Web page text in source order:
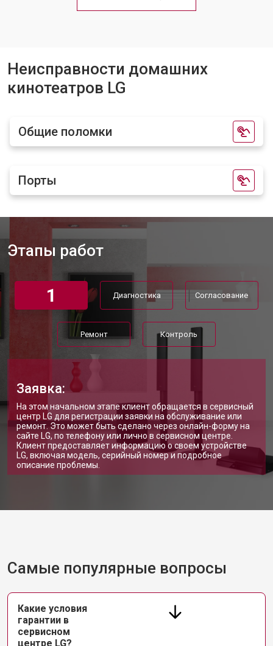
Неисправности домашних
кинотеатров LG
Общие поломки
Порты
Этапы работ
1 Диагностика Согласование
Ремонт Контроль
Заявка:
На этом начальном этапе клиент обращается в сервисный
центр LG для регистрации заявки на обслуживание или
ремонт. Это может быть сделано через онлайн-форму на
сайте LG, по телефону или лично в сервисном центре.
Клиент предоставляет информацию о своем устройстве
LG, включая модель, серийный номер и подробное
описание проблемы.
Самые популярные вопросы
Какие условия
гарантии в
сервисном
центре LG?